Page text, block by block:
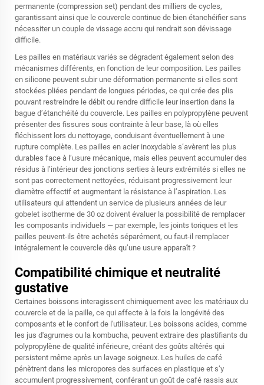
permanente (compression set) pendant des milliers de cycles,
garantissant ainsi que le couvercle continue de bien étanchéifier sans
nécessiter un couple de vissage accru qui rendrait son dévissage
difficile.
Les pailles en matériaux variés se dégradent également selon des
mécanismes différents, en fonction de leur composition. Les pailles
en silicone peuvent subir une déformation permanente si elles sont
stockées pliées pendant de longues périodes, ce qui crée des plis
pouvant restreindre le débit ou rendre difficile leur insertion dans la
bague d’étanchéité du couvercle. Les pailles en polypropylène peuvent
présenter des fissures sous contrainte à leur base, là où elles
fléchissent lors du nettoyage, conduisant éventuellement à une
rupture complète. Les pailles en acier inoxydable s’avèrent les plus
durables face à l’usure mécanique, mais elles peuvent accumuler des
résidus à l’intérieur des jonctions serties à leurs extrémités si elles ne
sont pas correctement nettoyées, réduisant progressivement leur
diamètre effectif et augmentant la résistance à l’aspiration. Les
utilisateurs qui attendent un service de plusieurs années de leur
gobelet isotherme de 30 oz doivent évaluer la possibilité de remplacer
les composants individuels — par exemple, les joints toriques et les
pailles peuvent-ils être achetés séparément, ou faut-il remplacer
intégralement le couvercle dès qu’une usure apparaît ?
Compatibilité chimique et neutralité
gustative
Certaines boissons interagissent chimiquement avec les matériaux du
couvercle et de la paille, ce qui affecte à la fois la longévité des
composants et le confort de l'utilisateur. Les boissons acides, comme
les jus d'agrumes ou la kombucha, peuvent extraire des plastifiants du
polypropylène de qualité inférieure, créant des goûts altérés qui
persistent même après un lavage soigneux. Les huiles de café
pénètrent dans les micropores des surfaces en plastique et s’y
accumulent progressivement, conférant un goût de café rassis aux